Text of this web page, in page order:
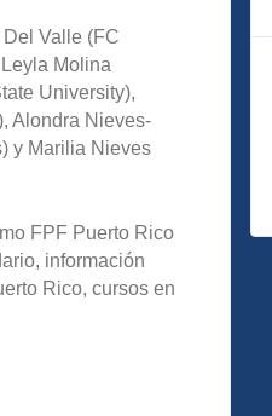
Valle (FC
Molina
University),
Alondra Nieves-
y Marilia Nieves
FPF Puerto Rico
información
Rico, cursos en